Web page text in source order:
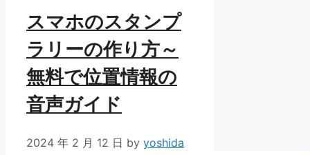
スマホのスタンプ
ラリーの作り方～
無料で位置情報の
音声ガイド
2024 年 2 月 12 日 by yoshida